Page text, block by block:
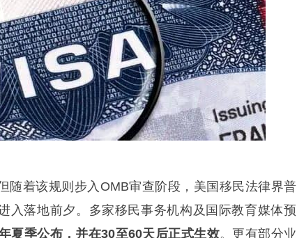
着该规则步入OMB审查阶段，美国移民法律界普
入落地前夕。多家移民事务机构及国际教育媒体预
夏季公布，并在30至60天后正式生效。更有部分业